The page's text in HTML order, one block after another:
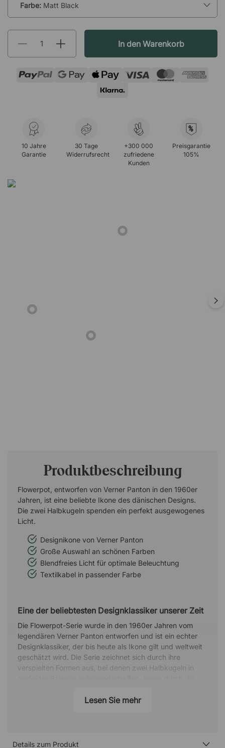
Farbe: Matt Black
In den Warenkorb
10 Jahre
Garantie
30 Tage
Widerrufsrecht
+300 000
zufriedene
Kunden
%
Preisgarantie
105%
Produktbeschreibung
Flowerpot, entworfen von Verner Panton in den 1960er
Jahren, ist eine beliebte Ikone des dänischen Designs.
Die zwei Halbkugeln spenden ein perfekt ausgewogenes
Licht.
Designikone von Verner Panton
Große Auswahl an schönen Farben
Blendfreies Licht für optimale Beleuchtung
Textilkabel in passender Farbe
Eine der beliebtesten Designklassiker unserer Zeit
Die Flowerpot-Serie wurde in den 1960er Jahren vom
legendären Verner Panton entworfen und ist ein echter
Designklassiker, der bis heute als Ikone gilt und weltweit
geschätzt wird. Die Serie zeichnet sich durch ihre
verspielten Formen aus, bei denen zwei Halbkugeln in
Pendelleuchte, Tisch- oder Stehleuchte – diese Lampe
Über den Designer - Verner Panton
Lesen Sie mehr
Details zum Produkt